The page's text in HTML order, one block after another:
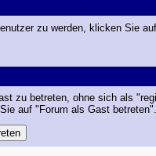
zu werden, klicken Sie
zu betreten, ohne sich als
auf "Forum als Gast betreten".